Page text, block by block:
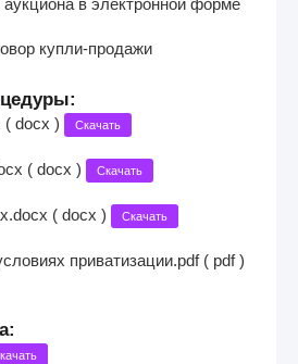
купли-продажи
( docx ) Скачать
( docx ) Скачать
( docx ) Скачать
приватизации.pdf ( pdf )